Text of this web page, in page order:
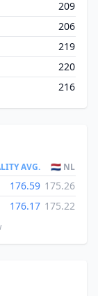
209
206
219
220
216
AVG. 🇳🇱 NL
176.59 175.26
176.17 175.22